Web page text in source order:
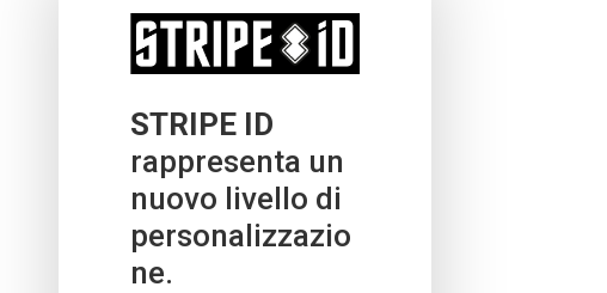
STRIPE ID
rappresenta un
nuovo livello di
personalizzazio
ne.